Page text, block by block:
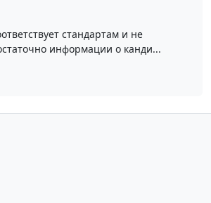
стандартам и не
информации о канди...